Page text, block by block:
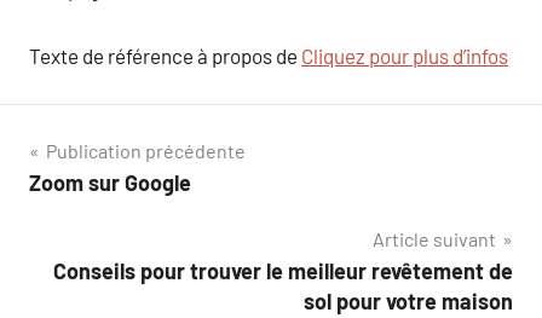
Texte de référence à propos de Cliquez pour plus d’infos
Navigation
de
Publication précédente
Zoom sur Google
Article suivant
Conseils pour trouver le meilleur revêtement de
sol pour votre maison